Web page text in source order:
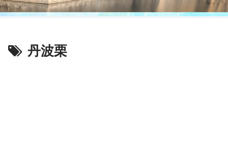
丹波栗